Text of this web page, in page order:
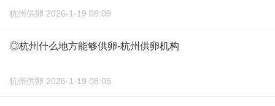
杭州供卵 2026-1-19 08:09
◎杭州什么地方能够供卵-杭州供卵机构
杭州供卵 2026-1-19 08:05